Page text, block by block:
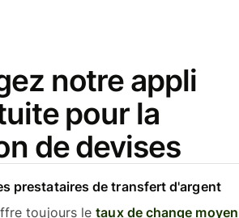
notre appli
pour la
de devises
prestataires de transfert d'argent
toujours letaux de change moyen